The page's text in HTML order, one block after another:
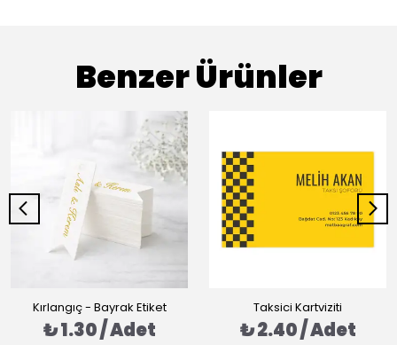
Benzer Ürünler
Kırlangıç - Bayrak Etiket
₺ 1.30 / Adet
Taksici Kartviziti
₺ 2.40 / Adet